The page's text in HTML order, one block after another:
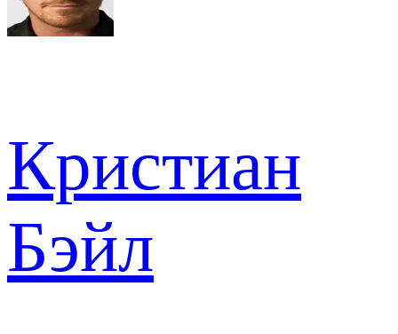
Кристиан
Бэйл